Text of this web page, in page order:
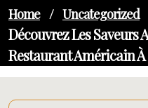
Home / Uncategorized
Découvrez Les Saveurs
Restaurant Américain À